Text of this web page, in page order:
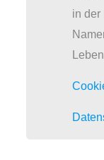
in der